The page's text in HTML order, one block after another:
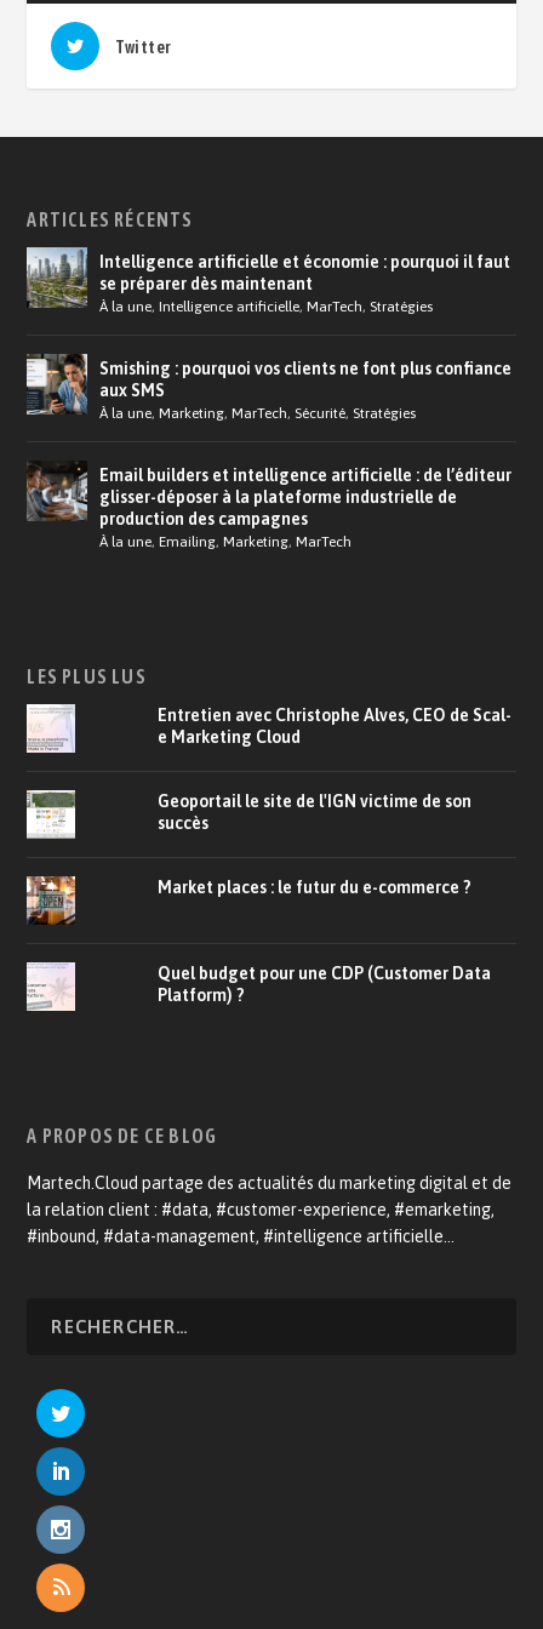
Twitter
ARTICLES RÉCENTS
Intelligence artificielle et économie : pourquoi il faut
se préparer dès maintenant
À la une,Intelligence artificielle,MarTech, Stratégies
Smishing : pourquoi vos clients ne font plus confiance
aux SMS
À la une,Marketing,MarTech, Sécurité, Stratégies
Email builders et intelligence artificielle : de l’éditeur
glisser-déposer à la plateforme industrielle de
production des campagnes
À la une,Emailing,Marketing,MarTech
LES PLUS LUS
Entretien avec Christophe Alves, CEO de Scal-
e Marketing Cloud
Geoportail le site de l'IGN victime de son
succès
Market places : le futur du e-commerce ?
Quel budget pour une CDP (Customer Data
Platform) ?
A PROPOS DE CE BLOG
Martech.Cloud partage des actualités du marketing digital et de
la relation client : #data, #customer-experience, #emarketing,
#inbound, #data-management, #intelligence artificielle…